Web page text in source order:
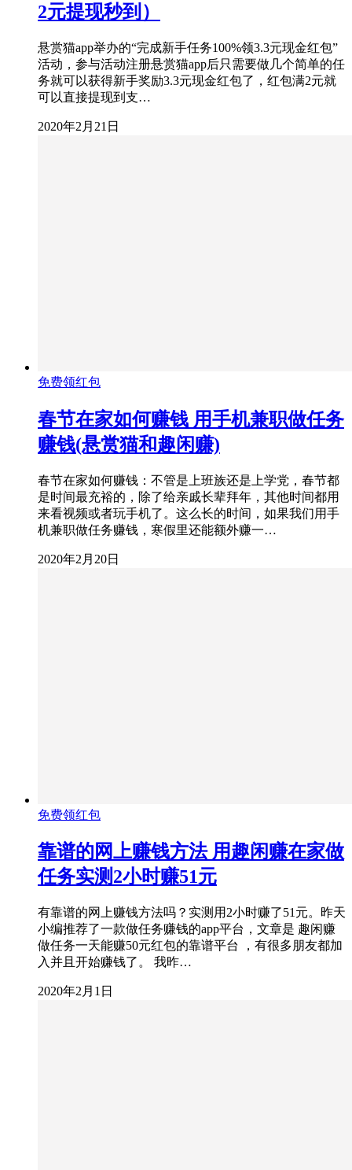
2元提现秒到）
悬赏猫app举办的“完成新手任务100%领3.3元现金红包”
活动，参与活动注册悬赏猫app后只需要做几个简单的任
务就可以获得新手奖励3.3元现金红包了，红包满2元就
可以直接提现到支…
2020年2月21日
免费领红包
春节在家如何赚钱 用手机兼职做任务
赚钱(悬赏猫和趣闲赚)
春节在家如何赚钱：不管是上班族还是上学党，春节都
是时间最充裕的，除了给亲戚长辈拜年，其他时间都用
来看视频或者玩手机了。这么长的时间，如果我们用手
机兼职做任务赚钱，寒假里还能额外赚一…
2020年2月20日
免费领红包
靠谱的网上赚钱方法 用趣闲赚在家做
任务实测2小时赚51元
有靠谱的网上赚钱方法吗？实测用2小时赚了51元。昨天
小编推荐了一款做任务赚钱的app平台，文章是 趣闲赚
做任务一天能赚50元红包的靠谱平台 ，有很多朋友都加
入并且开始赚钱了。 我昨…
2020年2月1日